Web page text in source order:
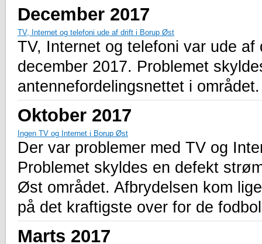
December 2017
TV, Internet og telefoni ude af drift i Borup Øst
TV, Internet og telefoni var ude
december 2017. Problemet
antennefordelingsnettet i området.
Oktober 2017
Ingen TV og Internet i Borup Øst
Der var problemer med TV og
Problemet skyldes en defekt
Øst området. Afbrydelsen kom
på det kraftigste over for de
Marts 2017